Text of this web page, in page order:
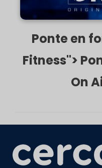
Ponte en
Fitness">
On